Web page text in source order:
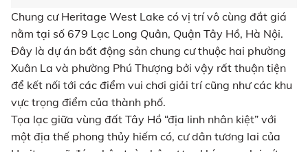
Chung cư Heritage West Lake có vị trí vô cùng đắt giá
nằm tại số 679 Lạc Long Quân, Quận Tây Hồ, Hà Nội.
Đây là dự án bất động sản chung cư thuộc hai phường
Xuân La và phường Phú Thượng bởi vậy rất thuận tiện
để kết nối tới các điểm vui chơi giải trí cũng như các khu
vực trọng điểm của thành phố.
Tọa lạc giữa vùng đất Tây Hồ “địa linh nhân kiệt” với
một địa thế phong thủy hiếm có, cư dân tương lai của